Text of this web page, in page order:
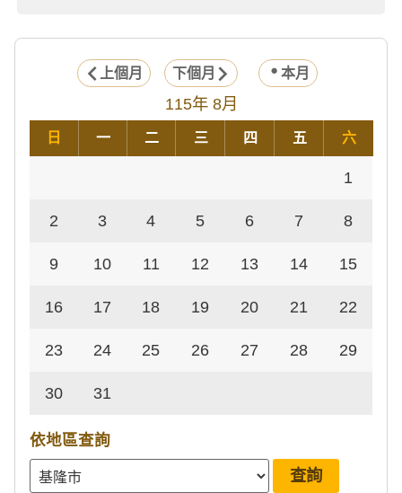
上個月 下個月 本月
115年 8月
日 一 二 三 四 五 六
1
2 3 4 5 6 7 8
9 10 11 12 13 14 15
16 17 18 19 20 21 22
23 24 25 26 27 28 29
30 31
依地區查詢